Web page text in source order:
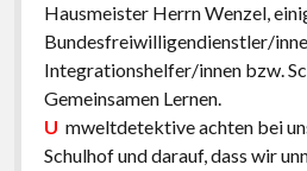
Hausmeister Herrn Wenzel,
Bundesfreiwilligendienstler/
Integrationshelfer/innen bzw.
Gemeinsamen Lernen.
U mweltdetektive achten bei
Schulhof und darauf, dass wir